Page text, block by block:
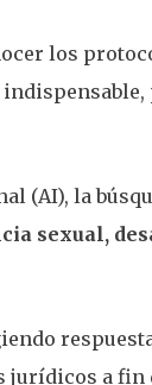
los
(AI), la
sexual,
a fin